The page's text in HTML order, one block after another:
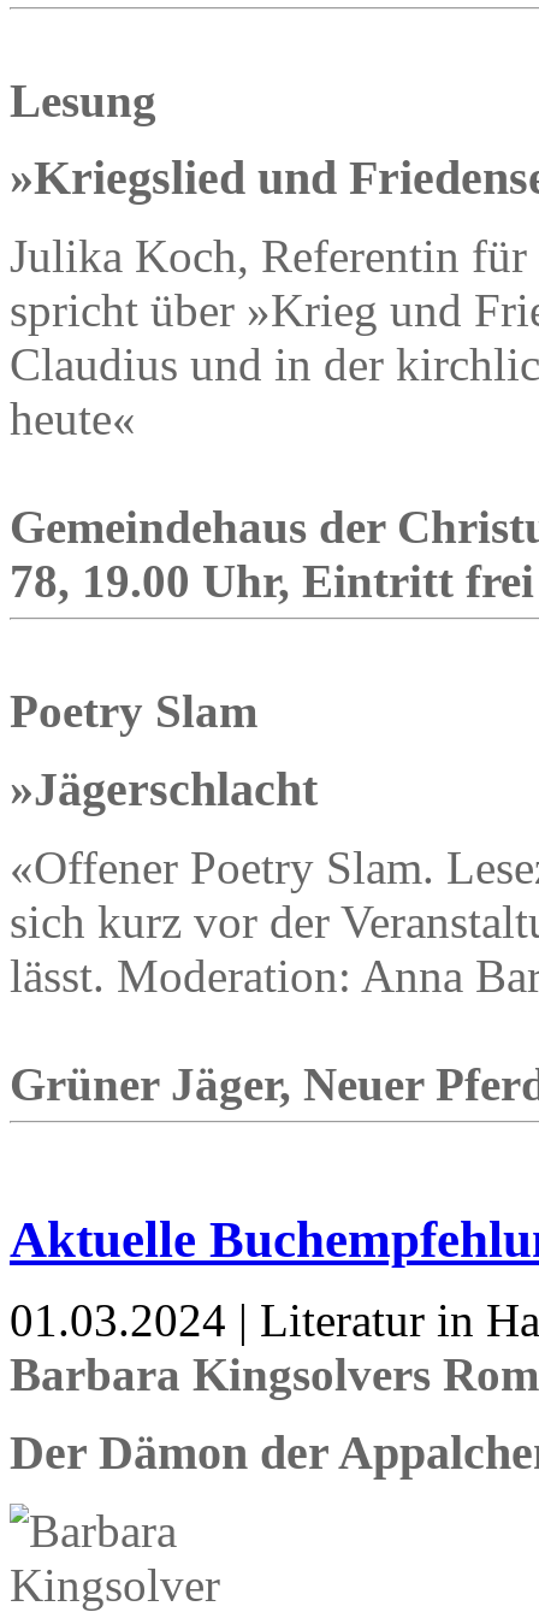
Lesung
»Kriegslied und
Julika Koch, Referentin
spricht über »Krieg und
Claudius und in der
heute«
Gemeindehaus der
78, 19.00 Uhr, Eintritt frei
Poetry Slam
»Jägerschlacht
«Offener Poetry Slam.
sich kurz vor der
lässt. Moderation: Anna
Grüner Jäger, Neuer
Aktuelle
01.03.2024 | Literatur in
Barbara Kingsolvers
Der Dämon der